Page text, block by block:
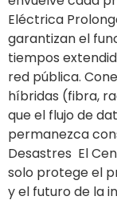
Eléctrica
garantizan el
tiempos
red pública.
híbridas (fibra,
que el flujo de
permanezca
Desastres El
solo protege el
y el futuro de la